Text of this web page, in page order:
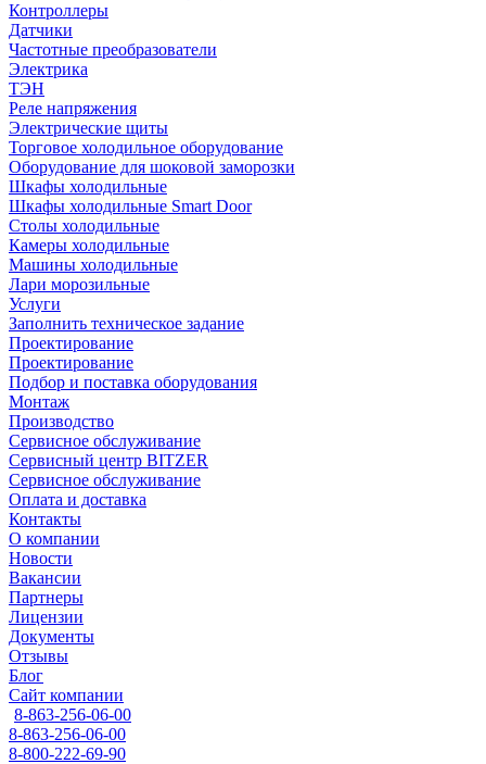
Контроллеры
Датчики
Частотные преобразователи
Электрика
ТЭН
Реле напряжения
Электрические щиты
Торговое холодильное оборудование
Оборудование для шоковой заморозки
Шкафы холодильные
Шкафы холодильные Smart Door
Столы холодильные
Камеры холодильные
Машины холодильные
Лари морозильные
Услуги
Заполнить техническое задание
Проектирование
Проектирование
Подбор и поставка оборудования
Монтаж
Производство
Сервисное обслуживание
Сервисный центр BITZER
Сервисное обслуживание
Оплата и доставка
Контакты
О компании
Новости
Вакансии
Партнеры
Лицензии
Документы
Отзывы
Блог
Сайт компании
8-863-256-06-00
8-863-256-06-00
8-800-222-69-90